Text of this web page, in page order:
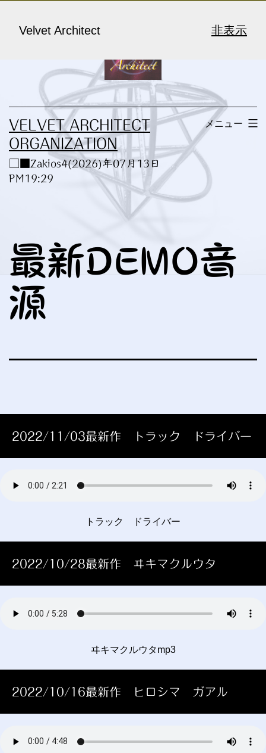
へ
ス
キ
ッ
VELVET ARCHITECT
ORGANIZATION
□■Zakios4(2026)年07月13日
PM19:29
メニュー
最新DEMO音
源
2022/11/03最新作 トラック ドライバー
トラック ドライバー
2022/10/28最新作 ヰキマクルウタ
ヰキマクルウタmp3
2022/10/16最新作 ヒロシマ ガアル
Velvet Architect 非表示